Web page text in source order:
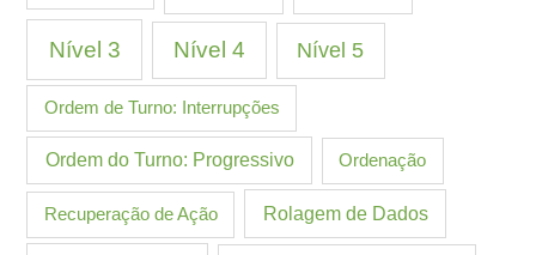
Nível 3 Nível 4 Nível 5
Ordem de Turno: Interrupções
Ordem do Turno: Progressivo Ordenação
Recuperação de Ação Rolagem de Dados